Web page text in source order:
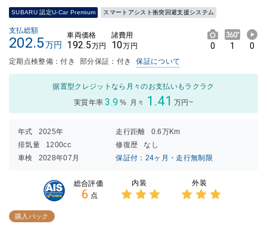
SUBARU 認定U-Car Premium スマートアシスト衝突回避支援システム
支払総額
202.5万円
車両価格
192.5万円
諸費用
10万円 0 1 0
定期点検整備：付き 部分保証：付き 保証について
据置型クレジットなら月々のお支払いもラクラク
実質年率 3.9 % 月々 1.41 万円~
年式 2025年 走行距離
0.6万Km
排気量
1200cc 修復歴
なし
車検
2028年07月 保証付：24ヶ月・走行無制限
総合評価
6 点
内装 外装
購入パック